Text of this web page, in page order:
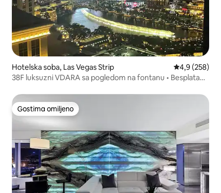
Hotelska soba, Las Vegas Strip Prosečna
4,9 (258)
38F luksuzni VDARA sa pogledom na fontanu • Besplatan
Gostima omiljeno
Gostima omiljeno